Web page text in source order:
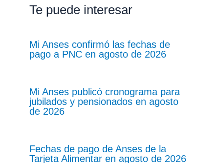
Te puede interesar
Mi Anses confirmó las fechas de
pago a PNC en agosto de 2026
Mi Anses publicó cronograma para
jubilados y pensionados en agosto
de 2026
Fechas de pago de Anses de la
Tarjeta Alimentar en agosto de 2026